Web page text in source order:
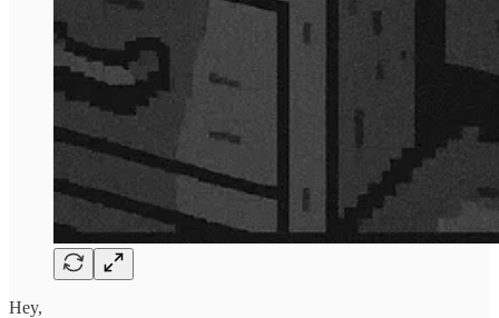
Hey,